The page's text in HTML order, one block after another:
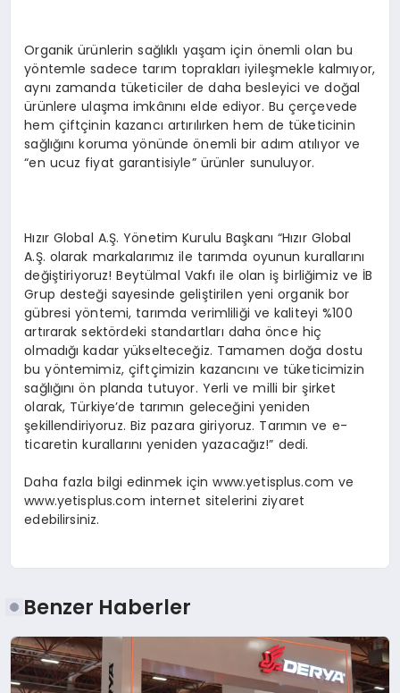
Organik ürünlerin sağlıklı yaşam için önemli olan bu
yöntemle sadece tarım toprakları iyileşmekle kalmıyor,
aynı zamanda tüketiciler de daha besleyici ve doğal
ürünlere ulaşma imkânını elde ediyor. Bu çerçevede
hem çiftçinin kazancı artırılırken hem de tüketicinin
sağlığını koruma yönünde önemli bir adım atılıyor ve
“en ucuz fiyat garantisiyle” ürünler sunuluyor.
Hızır Global A.Ş. Yönetim Kurulu Başkanı “Hızır Global
A.Ş. olarak markalarımız ile tarımda oyunun kurallarını
değiştiriyoruz! Beytülmal Vakfı ile olan iş birliğimiz ve İB
Grup desteği sayesinde geliştirilen yeni organik bor
gübresi yöntemi, tarımda verimliliği ve kaliteyi %100
artırarak sektördeki standartları daha önce hiç
olmadığı kadar yükselteceğiz. Tamamen doğa dostu
bu yöntemimiz, çiftçimizin kazancını ve tüketicimizin
sağlığını ön planda tutuyor. Yerli ve milli bir şirket
olarak, Türkiye’de tarımın geleceğini yeniden
şekillendiriyoruz. Biz pazara giriyoruz. Tarımın ve e-
ticaretin kurallarını yeniden yazacağız!” dedi.
Daha fazla bilgi edinmek için www.yetisplus.com ve
www.yetisplus.com internet sitelerini ziyaret
edebilirsiniz.
Benzer Haberler